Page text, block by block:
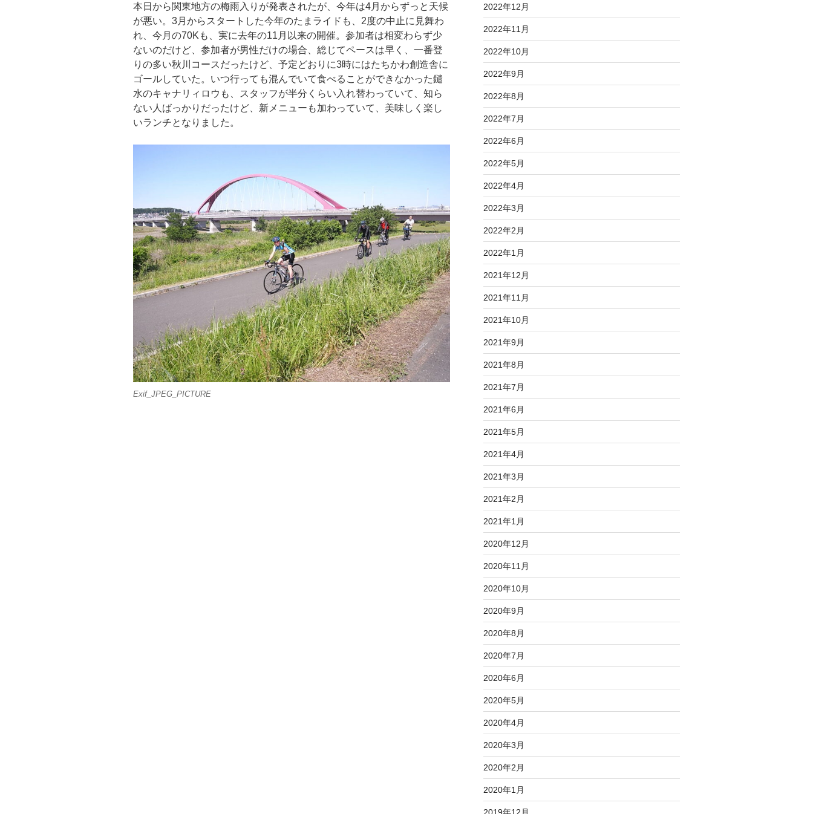
本日から関東地方の梅雨入りが発表されたが、今年は4月からずっと天候
が悪い。3月からスタートした今年のたまライドも、2度の中止に見舞わ
れ、今月の70Kも、実に去年の11月以来の開催。参加者は相変わらず少
ないのだけど、参加者が男性だけの場合、総じてペースは早く、一番登
りの多い秋川コースだったけど、予定どおりに3時にはたちかわ創造舎に
ゴールしていた。いつ行っても混んでいて食べることができなかった鑓
水のキャナリィロウも、スタッフが半分くらい入れ替わっていて、知ら
ない人ばっかりだったけど、新メニューも加わっていて、美味しく楽し
いランチとなりました。
Exif_JPEG_PICTURE
2022年12月
2022年11月
2022年10月
2022年9月
2022年8月
2022年7月
2022年6月
2022年5月
2022年4月
2022年3月
2022年2月
2022年1月
2021年12月
2021年11月
2021年10月
2021年9月
2021年8月
2021年7月
2021年6月
2021年5月
2021年4月
2021年3月
2021年2月
2021年1月
2020年12月
2020年11月
2020年10月
2020年9月
2020年8月
2020年7月
2020年6月
2020年5月
2020年4月
2020年3月
2020年2月
2020年1月